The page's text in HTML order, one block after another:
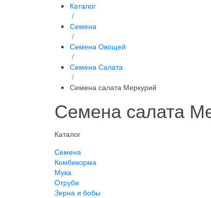
Каталог
/
Семена
/
Семена Овощей
/
Семена Салата
/
Семена салата Меркурий
Семена салата
Каталог
Семена
Комбикорма
Мука
Отруби
Зерна и бобы